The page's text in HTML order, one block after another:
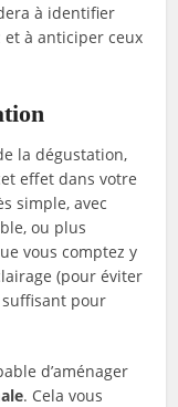
à identifier
et à anticiper ceux
la dégustation,
effet dans votre
simple, avec
ou plus
vous comptez y
(pour éviter
suffisant pour
d’aménager
. Cela vous